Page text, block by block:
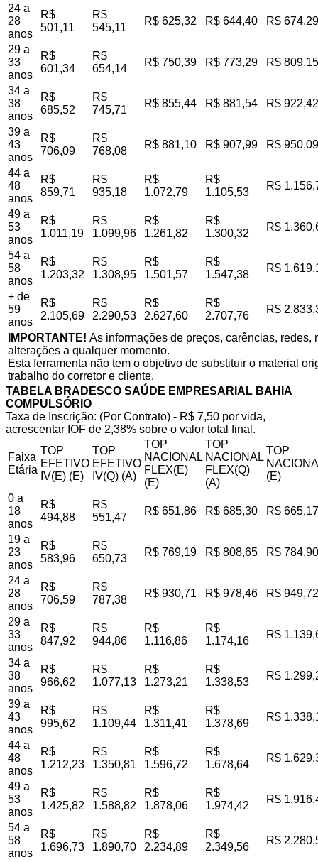
24 a
28
anos
R$
501,11
R$
545,11
R$ 625,32 R$ 644,40 R$ 674,29
29 a
33
anos
R$
601,34
R$
654,14
R$ 750,39 R$ 773,29 R$ 809,15
34 a
38
anos
R$
685,52
R$
745,71
R$ 855,44 R$ 881,54 R$ 922,42
39 a
43
anos
R$
706,09
R$
768,08
R$ 881,10 R$ 907,99 R$ 950,09
44 a
48
anos
R$
859,71
R$
935,18
R$
1.072,79
R$
1.105,53
R$
49 a
53
anos
R$
1.011,19
R$
1.099,96
R$
1.261,82
R$
1.300,32
R$
54 a
58
anos
R$
1.203,32
R$
1.308,95
R$
1.501,57
R$
1.547,38
R$
+ de
59
anos
R$
2.105,69
R$
2.290,53
R$
2.627,60
R$
2.707,76
R$
IMPORTANTE! As informações de preços, carências,
alterações a qualquer momento.
Esta ferramenta não tem o objetivo de substituir o material
trabalho do corretor e cliente.
TABELA BRADESCO SAÚDE EMPRESARIAL BAHIA
COMPULSÓRIO
Taxa de Inscrição: (Por Contrato) - R$ 7,50 por vida,
acrescentar IOF de 2,38% sobre o valor total final.
Faixa
Etária
TOP
EFETIVO
IV(E) (E)
TOP
EFETIVO
IV(Q) (A)
TOP
NACIONAL
FLEX(E)
(E)
TOP
NACIONAL
FLEX(Q)
(A)
TOP
(E)
0 a
18
anos
R$
494,88
R$
551,47
R$ 651,86 R$ 685,30 R$ 665,17
19 a
23
anos
R$
583,96
R$
650,73
R$ 769,19 R$ 808,65 R$ 784,90
24 a
28
anos
R$
706,59
R$
787,38
R$ 930,71 R$ 978,46 R$ 949,72
29 a
33
anos
R$
847,92
R$
944,86
R$
1.116,86
R$
1.174,16
R$
34 a
38
anos
R$
966,62
R$
1.077,13
R$
1.273,21
R$
1.338,53
R$
39 a
43
anos
R$
995,62
R$
1.109,44
R$
1.311,41
R$
1.378,69
R$
44 a
48
anos
R$
1.212,23
R$
1.350,81
R$
1.596,72
R$
1.678,64
R$
49 a
53
anos
R$
1.425,82
R$
1.588,82
R$
1.878,06
R$
1.974,42
R$
54 a
58
anos
R$
1.696,73
R$
1.890,70
R$
2.234,89
R$
2.349,56
R$